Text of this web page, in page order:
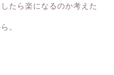
たら楽になるのか考えた
。